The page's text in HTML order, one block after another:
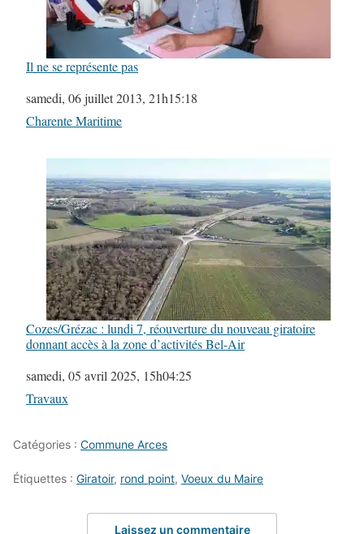
Il ne se représente pas
Date
samedi, 06 juillet 2013, 21h15:18
Par rapport à
Charente Maritime
Cozes/Grézac : lundi 7, réouverture du nouveau giratoire
donnant accès à la zone d’activités Bel-Air
Date
samedi, 05 avril 2025, 15h04:25
Par rapport à
Travaux
Catégories : Commune Arces
Étiquettes : Giratoir, rond point, Voeux du Maire
Laissez un commentaire